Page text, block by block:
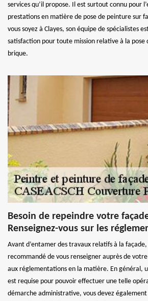
services qu’il propose. Il est surtout connu pour
prestations en matière de pose de peinture sur
vous soyez à Clayes, son équipe de spécialistes
satisfaction pour toute mission relative à la pose
brique.
Besoin de repeindre votre
Renseignez-vous sur les
Avant d’entamer des travaux relatifs à la
recommandé de vous renseigner auprès de
aux réglementations en la matière. En général,
est requise pour pouvoir effectuer une telle
démarche administrative, vous devez